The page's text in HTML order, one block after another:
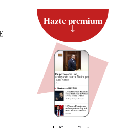
Hazte premium